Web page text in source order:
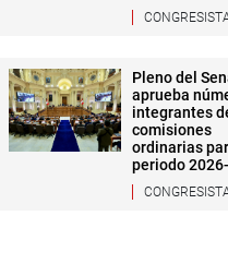
Pleno del
aprueba
integrantes
comisiones
ordinarias
periodo